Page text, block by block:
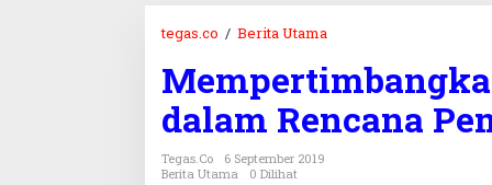
tegas.co / Berita Utama
m
p
e
dalam Rencana
Tegas.co
6 September 2019
Berita Utama
0 Dilihat